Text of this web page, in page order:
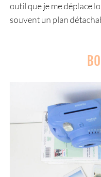
outil que je me déplace
souvent un plan